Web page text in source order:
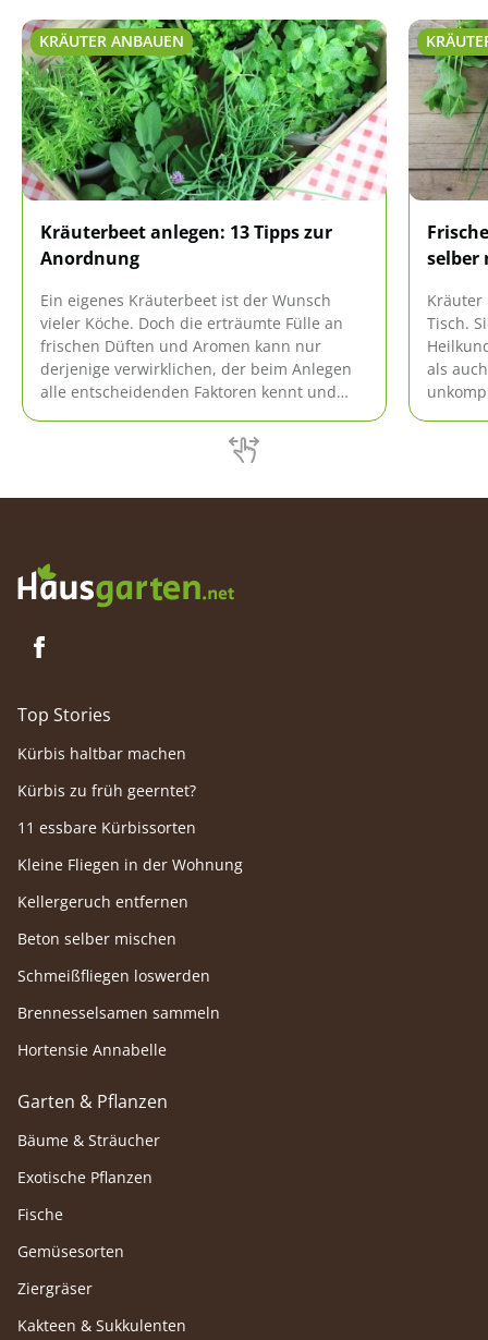
KRÄUTER ANBAUEN
Kräuterbeet anlegen: 13 Tipps zur
Anordnung
Ein eigenes Kräuterbeet ist der Wunsch
vieler Köche. Doch die erträumte Fülle an
frischen Düften und Aromen kann nur
derjenige verwirklichen, der beim Anlegen
alle entscheidenden Faktoren kennt und
selber
Kräuter
Tisch.
als
Top Stories
Kürbis haltbar machen
Kürbis zu früh geerntet?
11 essbare Kürbissorten
Kleine Fliegen in der Wohnung
Kellergeruch entfernen
Beton selber mischen
Schmeißfliegen loswerden
Brennesselsamen sammeln
Hortensie Annabelle
Garten & Pflanzen
Bäume & Sträucher
Exotische Pflanzen
Fische
Gemüsesorten
Ziergräser
Kakteen & Sukkulenten